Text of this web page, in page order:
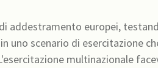
addestramento europei,
uno scenario di esercitazione
multinazionale